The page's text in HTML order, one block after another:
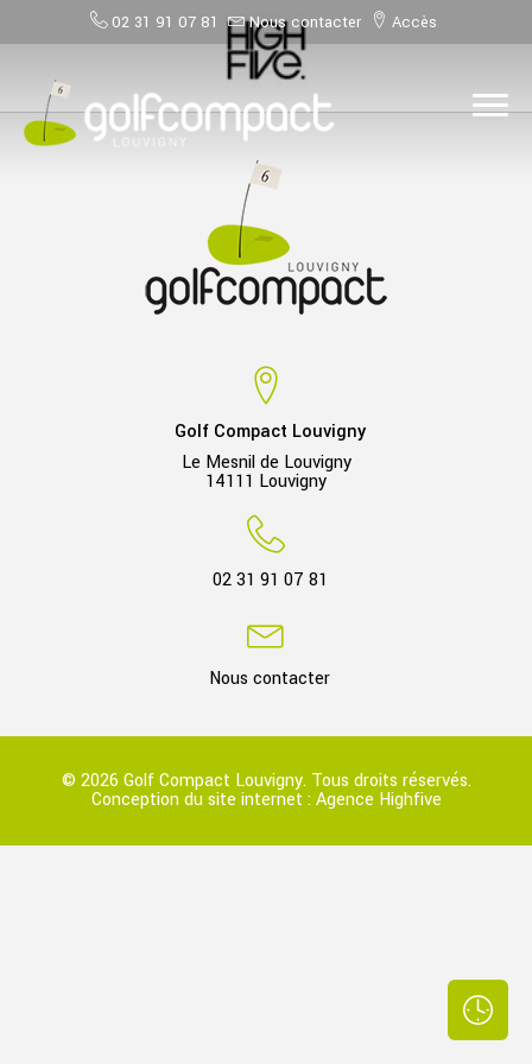
02 31 91 07 81 Nous contacter Accès
Golf Compact Louvigny
Le Mesnil de Louvigny
14111 Louvigny
02 31 91 07 81
Nous contacter
© 2026 Golf Compact Louvigny. Tous droits réservés.
Conception du site internet :Agence Highfive